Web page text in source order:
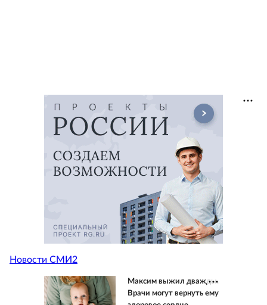
Новости СМИ2
Максим выжил дважды.
Врачи могут вернуть ему